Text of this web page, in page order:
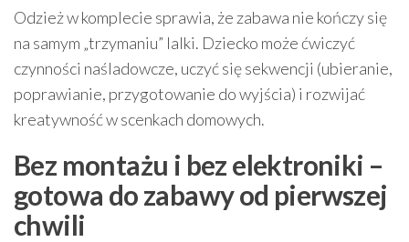
Odzież w komplecie sprawia, że zabawa nie kończy się
na samym „trzymaniu” lalki. Dziecko może ćwiczyć
czynności naśladowcze, uczyć się sekwencji (ubieranie,
poprawianie, przygotowanie do wyjścia) i rozwijać
kreatywność w scenkach domowych.
Bez montażu i bez elektroniki –
gotowa do zabawy od pierwszej
chwili